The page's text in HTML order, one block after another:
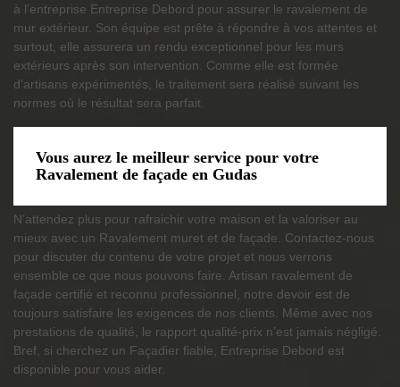
à l’entreprise Entreprise Debord pour assurer le ravalement de
mur extérieur. Son équipe est prête à répondre à vos attentes et
surtout, elle assurera un rendu exceptionnel pour les murs
extérieurs après son intervention. Comme elle est formée
d'artisans expérimentés, le traitement sera réalisé suivant les
normes où le résultat sera parfait.
Vous aurez le meilleur service pour votre
Ravalement de façade en Gudas
N’attendez plus pour rafraichir votre maison et la valoriser au
mieux avec un Ravalement muret et de façade. Contactez-nous
pour discuter du contenu de votre projet et nous verrons
ensemble ce que nous pouvons faire. Artisan ravalement de
façade certifié et reconnu professionnel, notre devoir est de
toujours satisfaire les exigences de nos clients. Même avec nos
prestations de qualité, le rapport qualité-prix n’est jamais négligé.
Bref, si cherchez un Façadier fiable, Entreprise Debord est
disponible pour vous aider.